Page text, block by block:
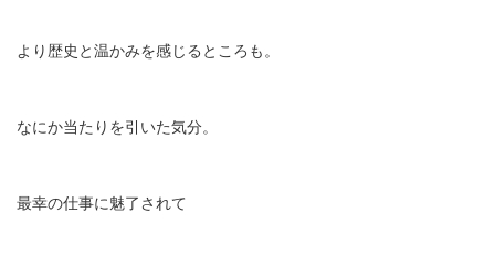
より歴史と温かみを感じるところも。
なにか当たりを引いた気分。
最幸の仕事に魅了されて